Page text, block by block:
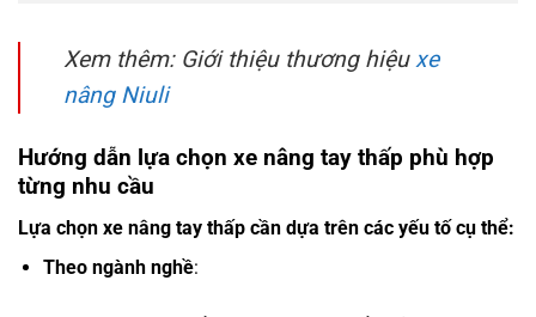
Xem thêm: Giới thiệu thương hiệuxe
nâng Niuli
Hướng dẫn lựa chọn xe nâng tay thấp phù hợp
từng nhu cầu
Lựa chọn xe nâng tay thấp cần dựa trên các yếu tố cụ thể:
Theo ngành nghề: